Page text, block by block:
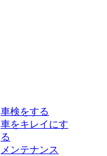
車検をする
車をキレイにす
る
メンテナンス